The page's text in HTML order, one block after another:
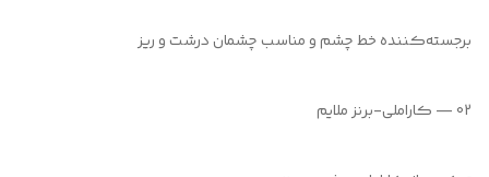
برجسته‌کننده خط چشم و مناسب چشمان درشت و ریز
02 — کاراملی-برنز ملایم